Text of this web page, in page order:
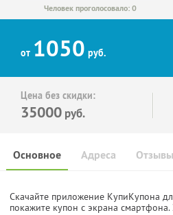
Человек проголосовало: 0
от 1050 руб.
Цена без скидки:
35000 руб.
Основное Отзывы
Адреса
Скачайте приложение КупиКупона
покажите купон с экрана